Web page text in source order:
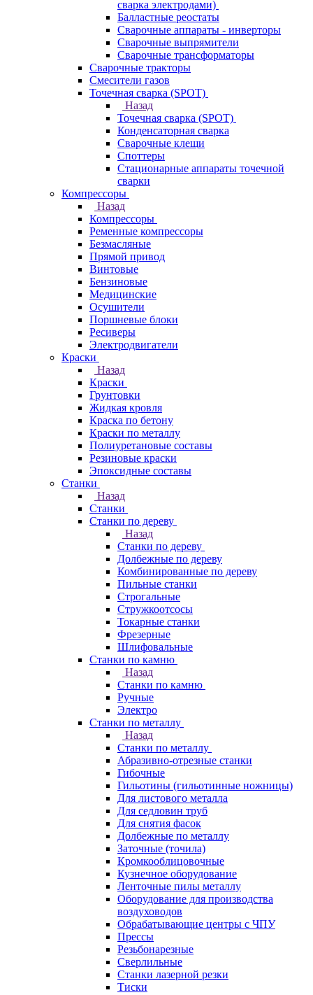
сварка электродами)
Балластные реостаты
Сварочные аппараты - инверторы
Сварочные выпрямители
Сварочные трансформаторы
Сварочные тракторы
Смесители газов
Точечная сварка (SPOT)
Назад
Точечная сварка (SPOT)
Конденсаторная сварка
Сварочные клещи
Споттеры
Стационарные аппараты точечной
сварки
Компрессоры
Назад
Компрессоры
Ременные компрессоры
Безмасляные
Прямой привод
Винтовые
Бензиновые
Медицинские
Осушители
Поршневые блоки
Ресиверы
Электродвигатели
Краски
Назад
Краски
Грунтовки
Жидкая кровля
Краска по бетону
Краски по металлу
Полиуретановые составы
Резиновые краски
Эпоксидные составы
Станки
Назад
Станки
Станки по дереву
Назад
Станки по дереву
Долбежные по дереву
Комбинированные по дереву
Пильные станки
Строгальные
Стружкоотсосы
Токарные станки
Фрезерные
Шлифовальные
Станки по камню
Назад
Станки по камню
Ручные
Электро
Станки по металлу
Назад
Станки по металлу
Абразивно-отрезные станки
Гибочные
Гильотины (гильотинные ножницы)
Для листового металла
Для седловин труб
Для снятия фасок
Долбежные по металлу
Заточные (точила)
Кромкооблицовочные
Кузнечное оборудование
Ленточные пилы металлу
Оборудование для производства
воздуховодов
Обрабатывающие центры с ЧПУ
Прессы
Резьбонарезные
Сверлильные
Станки лазерной резки
Тиски